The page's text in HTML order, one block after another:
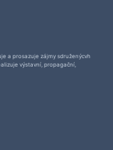
a prosazuje zájmy sdruženýcvh
výstavní, propagační,